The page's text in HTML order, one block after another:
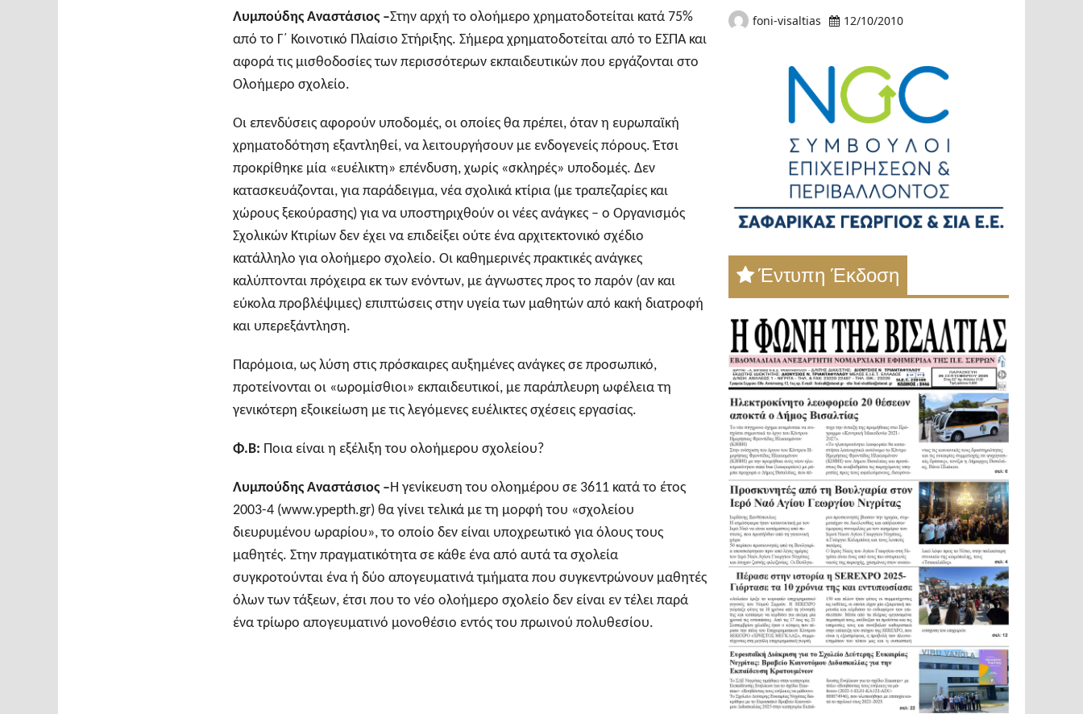
Λυμπούδης Αναστάσιος –Στην αρχή το ολοήμερο χρηματοδοτείται κατά 75%
από το Γ΄ Κοινοτικό Πλαίσιο Στήριξης. Σήμερα χρηματοδοτείται από το ΕΣΠΑ και
αφορά τις μισθοδοσίες των περισσότερων εκπαιδευτικών που εργάζονται στο
Ολοήμερο σχολείο.
Οι επενδύσεις αφορούν υποδομές, οι οποίες θα πρέπει, όταν η ευρωπαϊκή
χρηματοδότηση εξαντληθεί, να λειτουργήσουν με ενδογενείς πόρους. Έτσι
προκρίθηκε μία «ευέλικτη» επένδυση, χωρίς «σκληρές» υποδομές. Δεν
κατασκευάζονται, για παράδειγμα, νέα σχολικά κτίρια (με τραπεζαρίες και
χώρους ξεκούρασης) για να υποστηριχθούν οι νέες ανάγκες – ο Οργανισμός
Σχολικών Κτιρίων δεν έχει να επιδείξει ούτε ένα αρχιτεκτονικό σχέδιο
κατάλληλο για ολοήμερο σχολείο. Οι καθημερινές πρακτικές ανάγκες
καλύπτονται πρόχειρα εκ των ενόντων, με άγνωστες προς το παρόν (αν και
εύκολα προβλέψιμες) επιπτώσεις στην υγεία των μαθητών από κακή διατροφή
και υπερεξάντληση.
Παρόμοια, ως λύση στις πρόσκαιρες αυξημένες ανάγκες σε προσωπικό,
προτείνονται οι «ωρομίσθιοι» εκπαιδευτικοί, με παράπλευρη ωφέλεια τη
γενικότερη εξοικείωση με τις λεγόμενες ευέλικτες σχέσεις εργασίας.
Φ.Β: Ποια είναι η εξέλιξη του ολοήμερου σχολείου?
Λυμπούδης Αναστάσιος –Η γενίκευση του ολοημέρου σε 3611 κατά το έτος
2003-4 (www.ypepth.gr) θα γίνει τελικά με τη μορφή του «σχολείου
διευρυμένου ωραρίου», το οποίο δεν είναι υποχρεωτικό για όλους τους
μαθητές. Στην πραγματικότητα σε κάθε ένα από αυτά τα σχολεία
συγκροτούνται ένα ή δύο απογευματινά τμήματα που συγκεντρώνουν μαθητές
όλων των τάξεων, έτσι που το νέο ολοήμερο σχολείο δεν είναι εν τέλει παρά
ένα τρίωρο απογευματινό μονοθέσιο εντός του πρωινού πολυθεσίου.
foni-visaltias 12/10/2010
Έντυπη Έκδοση